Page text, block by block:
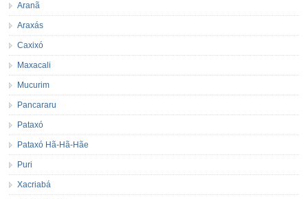
Aranã
Araxás
Caxixó
Maxacali
Mucurim
Pancararu
Pataxó
Pataxó Hã-Hã-Hãe
Puri
Xacriabá